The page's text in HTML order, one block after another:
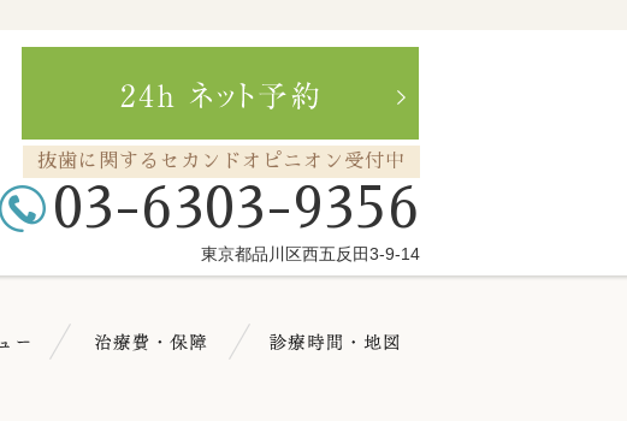
抜歯に関するセカンドオピニオン受付中
03-6303-9356
東京都品川区西五反田3-9-14
治療メニュー 治療費・保証